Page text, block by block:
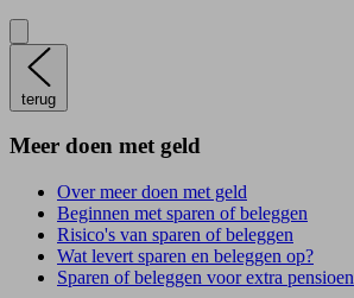
terug
Meer doen met geld
Over meer doen met geld
Beginnen met sparen of beleggen
Risico's van sparen of beleggen
Wat levert sparen en beleggen op?
Sparen of beleggen voor extra pensioen